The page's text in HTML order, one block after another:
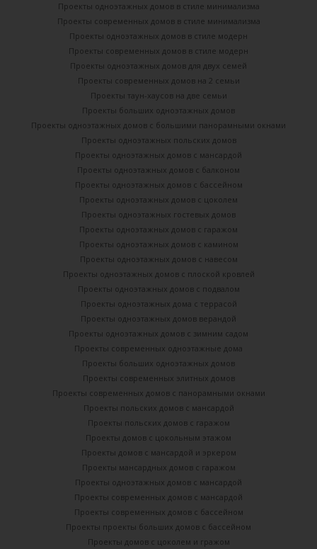
Проекты одноэтажных домов в стиле минимализма
Проекты современных домов в стиле минимализма
Проекты одноэтажных домов в стиле модерн
Проекты современных домов в стиле модерн
Проекты одноэтажных домов для двух семей
Проекты современных домов на 2 семьи
Проекты таун-хаусов на две семьи
Проекты больших одноэтажных домов
Проекты одноэтажных домов с большими панорамными окнами
Проекты одноэтажных польских домов
Проекты одноэтажных домов с мансардой
Проекты одноэтажных домов с балконом
Проекты одноэтажных домов с бассейном
Проекты одноэтажных домов с цоколем
Проекты одноэтажных гостевых домов
Проекты одноэтажных домов с гаражом
Проекты одноэтажных домов с камином
Проекты одноэтажных домов с навесом
Проекты одноэтажных домов с плоской кровлей
Проекты одноэтажных домов с подвалом
Проекты одноэтажных дома с террасой
Проекты одноэтажных домов верандой
Проекты одноэтажных домов с зимним садом
Проекты современных одноэтажные дома
Проекты больших одноэтажных домов
Проекты современных элитных домов
Проекты современных домов с панорамными окнами
Проекты польских домов с мансардой
Проекты польских домов с гаражом
Проекты домов с цокольным этажом
Проекты домов с мансардой и эркером
Проекты мансардных домов с гаражом
Проекты одноэтажных домов с мансардой
Проекты современных домов с мансардой
Проекты современных домов с бассейном
Проекты проекты больших домов с бассейном
Проекты домов с цоколем и гражом